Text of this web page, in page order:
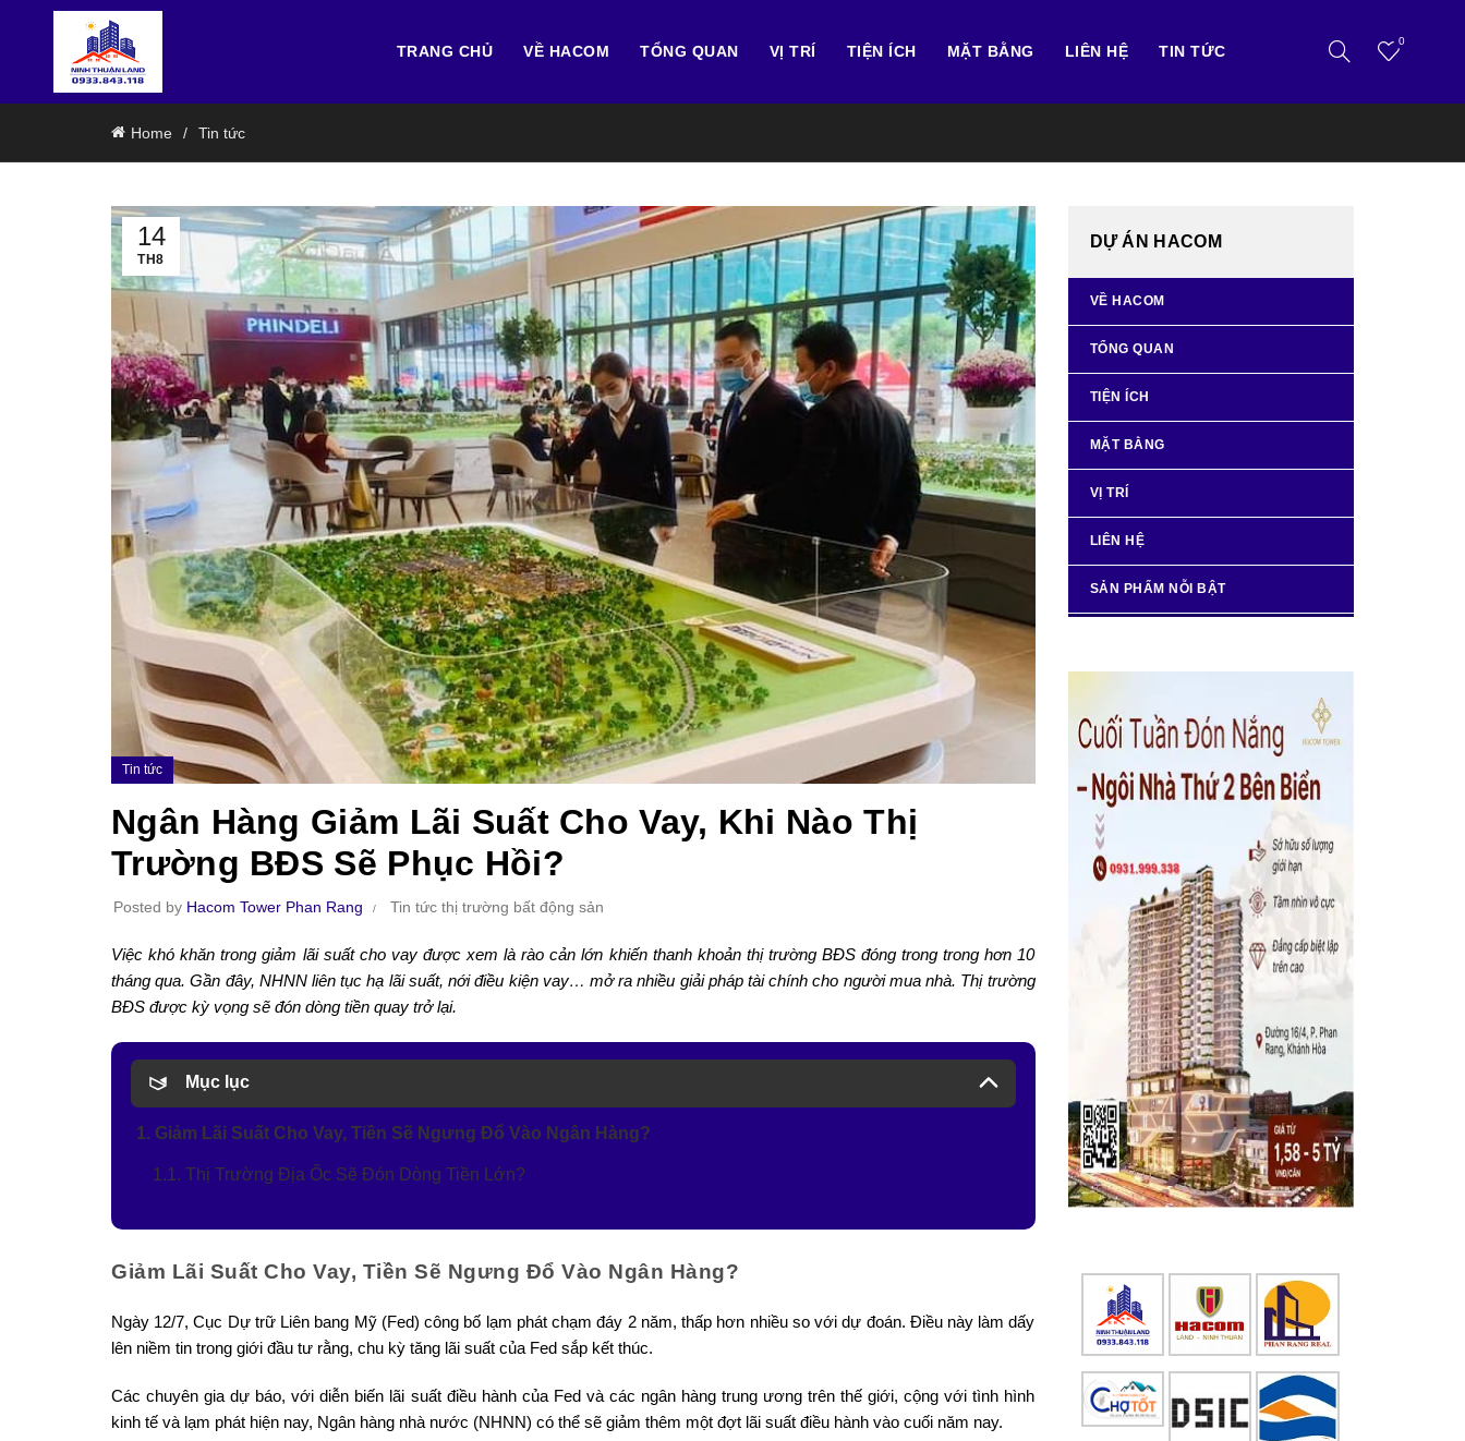
TRANG CHỦ VỀ HACOM TỔNG QUAN VỊ TRÍ TIỆN ÍCH MẶT BẰNG LIÊN HỆ TIN TỨC
0
Home Tin tức
14
TH8
Tin tức
Ngân Hàng Giảm Lãi Suất Cho Vay, Khi Nào Thị
Trường BĐS Sẽ Phục Hồi?
Posted by Hacom Tower Phan Rang Tin tức thị trường bất động sản
Việc khó khăn trong giảm lãi suất cho vay được xem là rào cản lớn khiến thanh khoản thị trường BĐS đóng trong trong hơn 10
tháng qua. Gần đây, NHNN liên tục hạ lãi suất, nới điều kiện vay… mở ra nhiều giải pháp tài chính cho người mua nhà. Thị trường
BĐS được kỳ vọng sẽ đón dòng tiền quay trở lại.
Mục lục
1. Giảm Lãi Suất Cho Vay, Tiền Sẽ Ngưng Đổ Vào Ngân Hàng?
1.1. Thị Trường Địa Ốc Sẽ Đón Dòng Tiền Lớn?
Giảm Lãi Suất Cho Vay, Tiền Sẽ Ngưng Đổ Vào Ngân Hàng?
Ngày 12/7, Cục Dự trữ Liên bang Mỹ (Fed) công bố lạm phát chạm đáy 2 năm, thấp hơn nhiều so với dự đoán. Điều này làm dấy
lên niềm tin trong giới đầu tư rằng, chu kỳ tăng lãi suất của Fed sắp kết thúc.
Các chuyên gia dự báo, với diễn biến lãi suất điều hành của Fed và các ngân hàng trung ương trên thế giới, cộng với tình hình
kinh tế và lạm phát hiện nay, Ngân hàng nhà nước (NHNN) có thể sẽ giảm thêm một đợt lãi suất điều hành vào cuối năm nay.
DỰ ÁN HACOM
VỀ HACOM
TỔNG QUAN
TIỆN ÍCH
MẶT BẰNG
VỊ TRÍ
LIÊN HỆ
SẢN PHẨM NỖI BẬT